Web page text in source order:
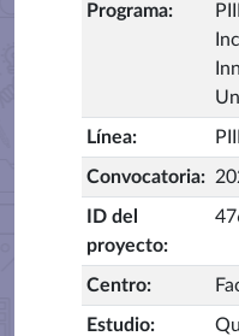
Programa:
Línea:
Convocatoria:
ID del
proyecto:
Centro:
Estudio: